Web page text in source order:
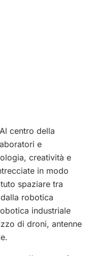
centro della
e
creatività e
in modo
spaziare tra
robotica
industriale
di droni, antenne